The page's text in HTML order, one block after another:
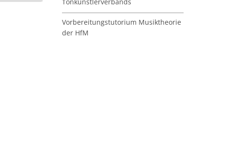
Vorbereitungstutorium Musiktheorie
der HfM